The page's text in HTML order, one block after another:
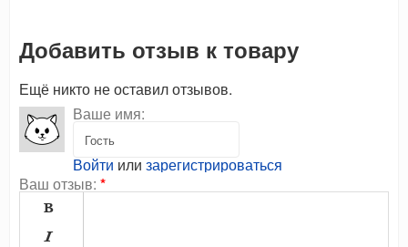
Добавить отзыв к товару
Ещё никто не оставил отзывов.
Ваше имя:
Войти или зарегистрироваться
Ваш отзыв: *

